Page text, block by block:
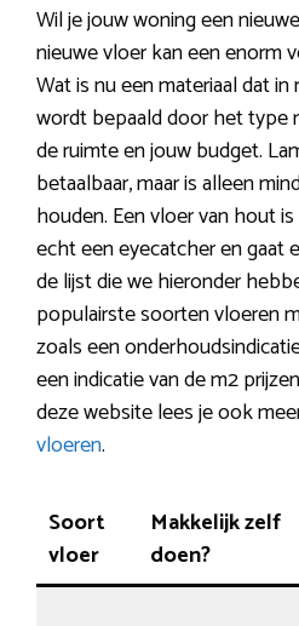
Wil je jouw woning een
nieuwe vloer kan een enorm
Wat is nu een materiaal dat
wordt bepaald door het type
de ruimte en jouw budget.
betaalbaar, maar is alleen
houden. Een vloer van hout
echt een eyecatcher en gaat
de lijst die we hieronder
populairste soorten vloeren
zoals een
een indicatie van de m2
deze website lees je ook
vloeren.
Soort
vloer
Makkelijk zelf
doen?